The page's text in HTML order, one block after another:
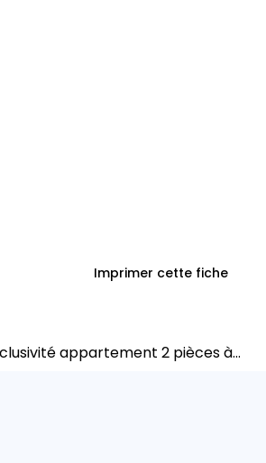
Imprimer cette fiche
appartement 2 pièces à...